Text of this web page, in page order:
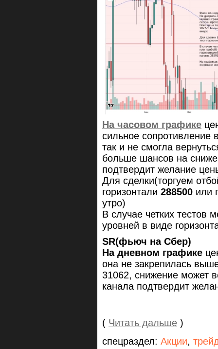
На часовом графике
сильное сопротивление
так и не смогла
больше шансов на
подтвердит желание
Для сделки(торгуем
горизонтали 288500 или
утро)
В случае четких тестов
уровней в виде
SR(фьюч на Сбер)
На дневном графике
она не закрепилась
31062, снижение может
канала подтвердит
( Читать дальше )
спецраздел: Акции,